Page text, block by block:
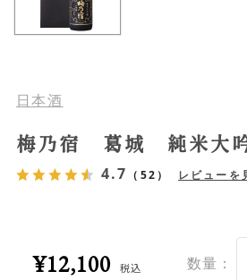
日本酒
梅乃宿 葛城 純米大
4.7 （52） レビューを
¥12,100 税込 数量：